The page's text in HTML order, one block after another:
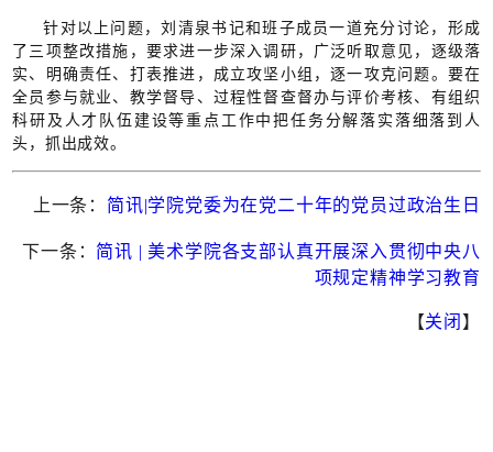
针对以上问题，刘清泉书记和班子成员一道充分讨论，形成
了三项整改措施，要求进一步深入调研，广泛听取意见，逐级落
实、明确责任、打表推进，成立攻坚小组，逐一攻克问题。要在
全员参与就业、教学督导、过程性督查督办与评价考核、有组织
科研及人才队伍建设等重点工作中把任务分解落实落细落到人
头，抓出成效。
上一条： 简讯|学院党委为在党二十年的党员过政治生日
下一条： 简讯 | 美术学院各支部认真开展深入贯彻中央八
项规定精神学习教育
【关闭 】